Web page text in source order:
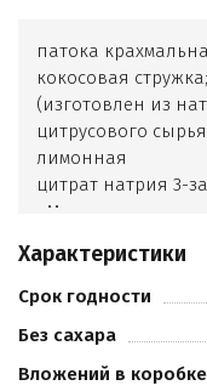
патока
кокосовая
(изготовлен из
цитрусового
лимонная
цитрат натрия 3-
«Мелисса»
«Манго-
хлорофиллов и
экстракт ромашки
консервант Е220.
Характеристики
Срок годности
Без сахара
Вложений в коробке